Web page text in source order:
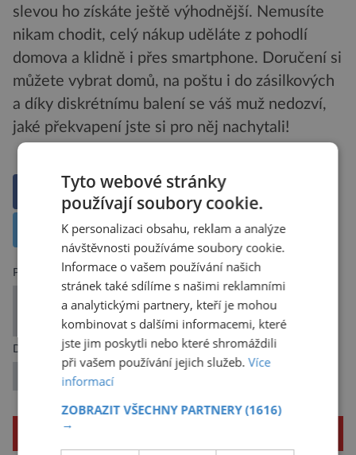
slevou ho získáte ještě výhodnější. Nemusíte
nikam chodit, celý nákup uděláte z pohodlí
domova a klidně i přes smartphone. Doručení si
můžete vybrat domů, na poštu i do zásilkových
a díky diskrétnímu balení se váš muž nedozví,
jaké překvapení jste si pro něj nachytali!
Sdílet na Facebooku
Sdílet na X
Předchozí článek
24 000 let staré organismy nalezené zmrzlé na
Sibiři se mohou stále rozmnožovat
Další článek
Tenká hranice od nenávisti k ochraně
Tyto webové stránky
používají soubory cookie.
K personalizaci obsahu, reklam a analýze
návštěvnosti používáme soubory cookie.
Informace o vašem používání našich
stránek také sdílíme s našimi reklamními
a analytickými partnery, kteří je mohou
kombinovat s dalšími informacemi, které
jste jim poskytli nebo které shromáždili
při vašem používání jejich služeb.Více
informací
ZOBRAZIT VŠECHNY PARTNERY(1616)
→